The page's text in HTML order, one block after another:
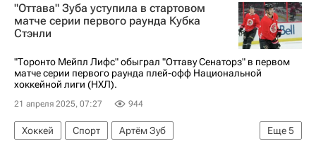
Национальная хоккейная лига (НХЛ)
"Оттава" Зуба уступила в стартовом
матче серии первого раунда Кубка
Стэнли
"Торонто Мейпл Лифс" обыграл "Оттаву Сенаторз" в первом
матче серии первого раунда плей-офф Национальной
хоккейной лиги (НХЛ).
21 апреля 2025, 07:27 944
Еще5
Хоккей Спорт
Артём Зуб